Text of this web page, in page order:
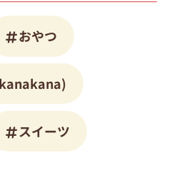
おやつ
スイーツ